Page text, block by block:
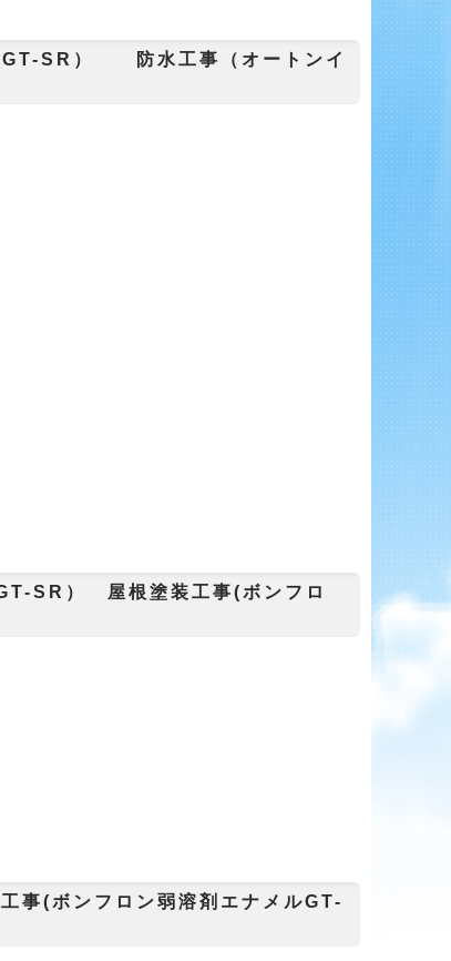
GT-SR） 防水工事（オートンイ
SR） 屋根塗装工事(ボンフロ
事(ボンフロン弱溶剤エナメルGT-